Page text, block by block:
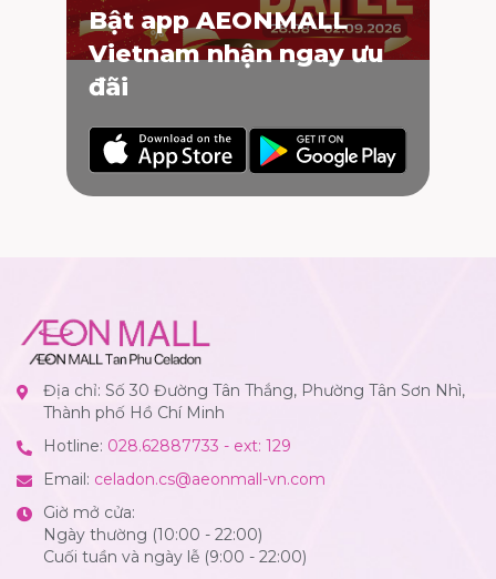
Bật app AEONMALL
Vietnam nhận ngay ưu
đãi
Địa chỉ: Số 30 Đường Tân Thắng, Phường Tân Sơn Nhì,
Thành phố Hồ Chí Minh
Hotline: 028.62887733 - ext: 129
Email: celadon.cs@aeonmall-vn.com
Giờ mở cửa:
Ngày thường (10:00 - 22:00)
Cuối tuần và ngày lễ (9:00 - 22:00)